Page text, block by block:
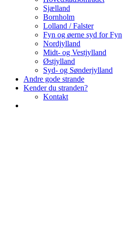
Sjælland
Bornholm
Lolland / Falster
Fyn og øerne syd for Fyn
Nordjylland
Midt- og Vestjylland
Østjylland
Syd- og Sønderjylland
Andre gode strande
Kender du stranden?
Kontakt